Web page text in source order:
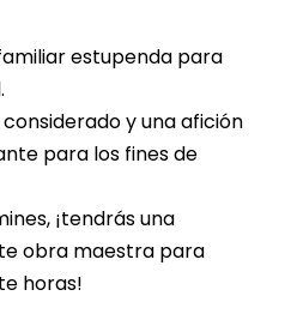
estupenda para
y una afición
para los fines de
¡tendrás una
obra maestra para
horas!